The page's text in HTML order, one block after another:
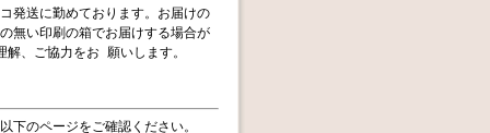
発送に勤めております。お届けの
無い印刷の箱でお届けする場合が
、ご協力をお 願いします。
下のページをご確認ください。